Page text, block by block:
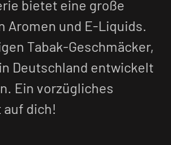
bietet eine große
Aromen und E-Liquids.
Tabak-Geschmäcker,
Deutschland entwickelt
Ein vorzügliches
auf dich!